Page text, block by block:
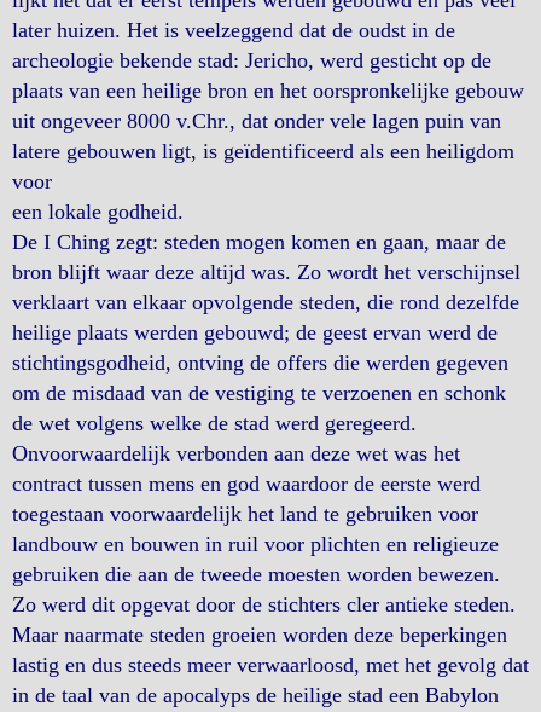
later huizen. Het is veelzeggend dat de oudst in de
archeologie bekende stad: Jericho, werd gesticht op de
plaats van een heilige bron en het oorspronkelijke gebouw
uit ongeveer 8000 v.Chr., dat onder vele lagen puin van
latere gebouwen ligt, is geïdentificeerd als een heiligdom
voor
een lokale godheid.
De I Ching zegt: steden mogen komen en gaan, maar de
bron blijft waar deze altijd was. Zo wordt het verschijnsel
verklaart van elkaar opvolgende steden, die rond dezelfde
heilige plaats werden gebouwd; de geest ervan werd de
stichtingsgodheid, ontving de offers die werden gegeven
om de misdaad van de vestiging te verzoenen en schonk
de wet volgens welke de stad werd geregeerd.
Onvoorwaardelijk verbonden aan deze wet was het
contract tussen mens en god waardoor de eerste werd
toegestaan voorwaardelijk het land te gebruiken voor
landbouw en bouwen in ruil voor plichten en religieuze
gebruiken die aan de tweede moesten worden bewezen.
Zo werd dit opgevat door de stichters cler antieke steden.
Maar naarmate steden groeien worden deze beperkingen
lastig en dus steeds meer verwaarloosd, met het gevolg dat
in de taal van de apocalyps de heilige stad een Babylon